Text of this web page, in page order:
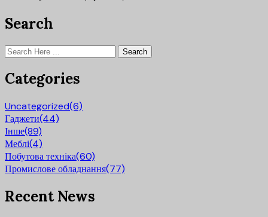
Search
Search
Categories
Uncategorized(6)
Гаджети(44)
Інше(89)
Меблі(4)
Побутова техніка(60)
Промислове обладнання(77)
Recent News